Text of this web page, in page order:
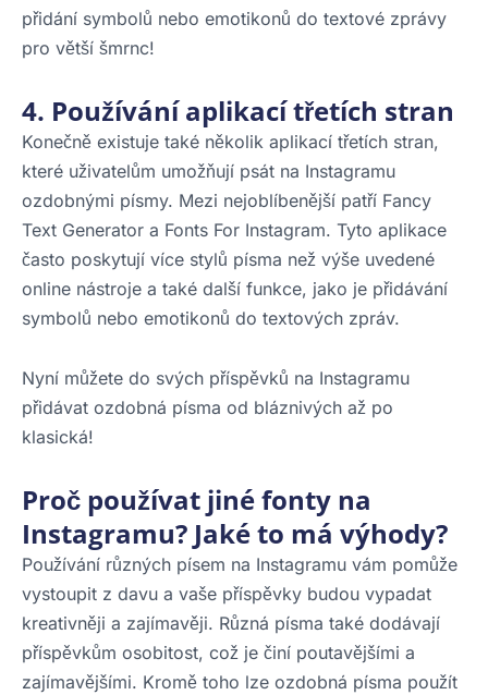
přidání symbolů nebo emotikonů do textové zprávy
pro větší šmrnc!
4. Používání aplikací třetích stran
Konečně existuje také několik aplikací třetích stran,
které uživatelům umožňují psát na Instagramu
ozdobnými písmy. Mezi nejoblíbenější patří Fancy
Text Generator a Fonts For Instagram. Tyto aplikace
často poskytují více stylů písma než výše uvedené
online nástroje a také další funkce, jako je přidávání
symbolů nebo emotikonů do textových zpráv.
Nyní můžete do svých příspěvků na Instagramu
přidávat ozdobná písma od bláznivých až po
klasická!
Proč používat jiné fonty na
Instagramu? Jaké to má výhody?
Používání různých písem na Instagramu vám pomůže
vystoupit z davu a vaše příspěvky budou vypadat
kreativněji a zajímavěji. Různá písma také dodávají
příspěvkům osobitost, což je činí poutavějšími a
zajímavějšími. Kromě toho lze ozdobná písma použít